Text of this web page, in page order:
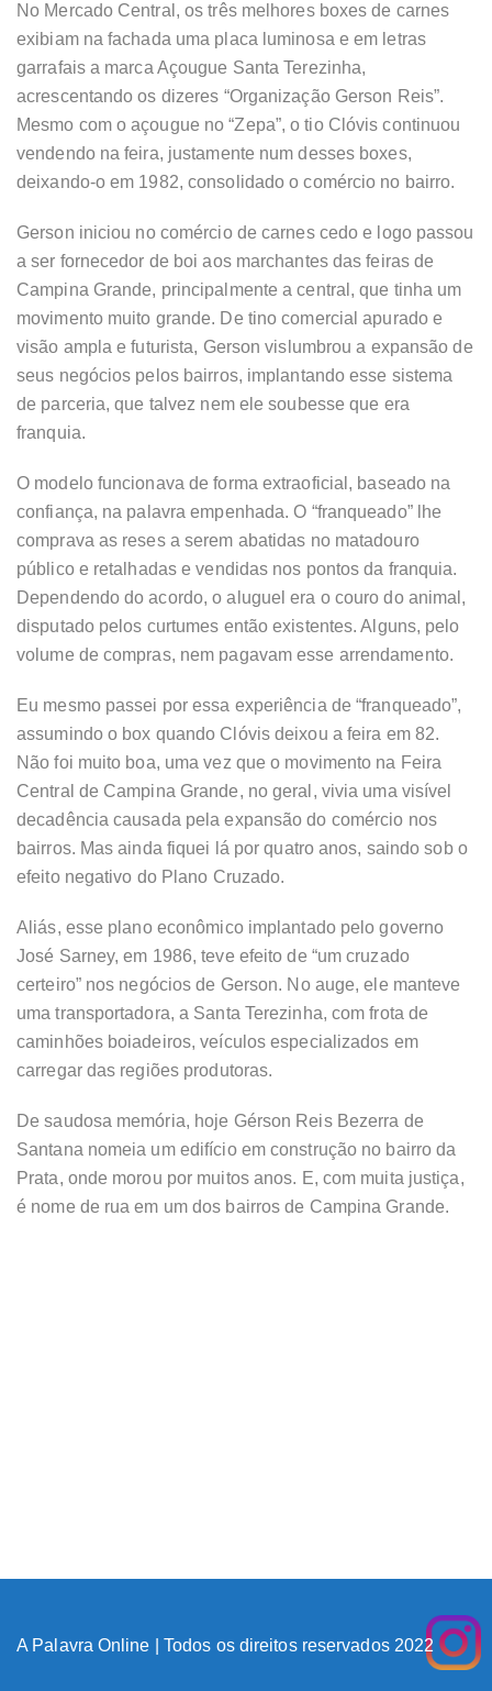
No Mercado Central, os três melhores boxes de carnes
exibiam na fachada uma placa luminosa e em letras
garrafais a marca Açougue Santa Terezinha,
acrescentando os dizeres “Organização Gerson Reis”.
Mesmo com o açougue no “Zepa”, o tio Clóvis continuou
vendendo na feira, justamente num desses boxes,
deixando-o em 1982, consolidado o comércio no bairro.
Gerson iniciou no comércio de carnes cedo e logo passou
a ser fornecedor de boi aos marchantes das feiras de
Campina Grande, principalmente a central, que tinha um
movimento muito grande. De tino comercial apurado e
visão ampla e futurista, Gerson vislumbrou a expansão de
seus negócios pelos bairros, implantando esse sistema
de parceria, que talvez nem ele soubesse que era
franquia.
O modelo funcionava de forma extraoficial, baseado na
confiança, na palavra empenhada. O “franqueado” lhe
comprava as reses a serem abatidas no matadouro
público e retalhadas e vendidas nos pontos da franquia.
Dependendo do acordo, o aluguel era o couro do animal,
disputado pelos curtumes então existentes. Alguns, pelo
volume de compras, nem pagavam esse arrendamento.
Eu mesmo passei por essa experiência de “franqueado”,
assumindo o box quando Clóvis deixou a feira em 82.
Não foi muito boa, uma vez que o movimento na Feira
Central de Campina Grande, no geral, vivia uma visível
decadência causada pela expansão do comércio nos
bairros. Mas ainda fiquei lá por quatro anos, saindo sob o
efeito negativo do Plano Cruzado.
Aliás, esse plano econômico implantado pelo governo
José Sarney, em 1986, teve efeito de “um cruzado
certeiro” nos negócios de Gerson. No auge, ele manteve
uma transportadora, a Santa Terezinha, com frota de
caminhões boiadeiros, veículos especializados em
carregar das regiões produtoras.
De saudosa memória, hoje Gérson Reis Bezerra de
Santana nomeia um edifício em construção no bairro da
Prata, onde morou por muitos anos. E, com muita justiça,
é nome de rua em um dos bairros de Campina Grande.
A Palavra Online | Todos os direitos reservados 2022